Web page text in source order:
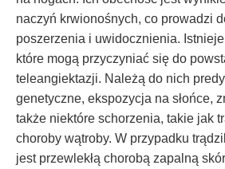
naczyń krwionośnych, co prowadzi
poszerzenia i uwidocznienia.
które mogą przyczyniać się do
teleangiektazji. Należą do nich
genetyczne, ekspozycja na słońce,
także niektóre schorzenia, takie jak
choroby wątroby. W przypadku
jest przewlekłą chorobą zapalną